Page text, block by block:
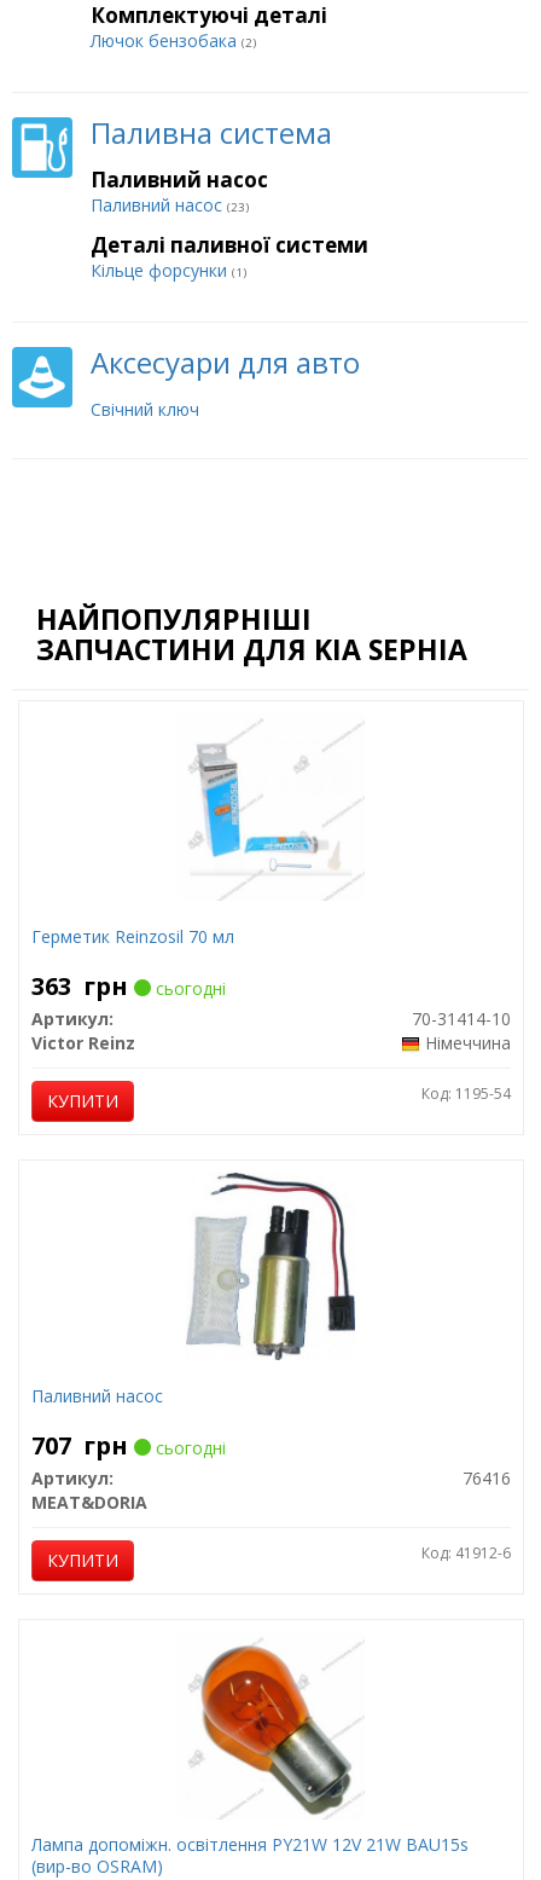
Комплектуючі деталі
Лючок бензобака (2)
Паливна система
Паливний насос
Паливний насос (23)
Деталі паливної системи
Кільце форсунки (1)
Аксесуари для авто
Свічний ключ
НАЙПОПУЛЯРНІШІ
ЗАПЧАСТИНИ ДЛЯ KIA SEPHIA
Герметик Reinzosil 70 мл
363 грн
сьогодні
Артикул:
70-31414-10
Victor Reinz
Німеччина
КУПИТИ Код: 1195-54
Паливний насос
707 грн
сьогодні
Артикул:
76416
MEAT&DORIA
КУПИТИ Код: 41912-6
Лампа допоміжн. освітлення РY21W 12V 21W ВАU15s
(вир-во OSRAM)